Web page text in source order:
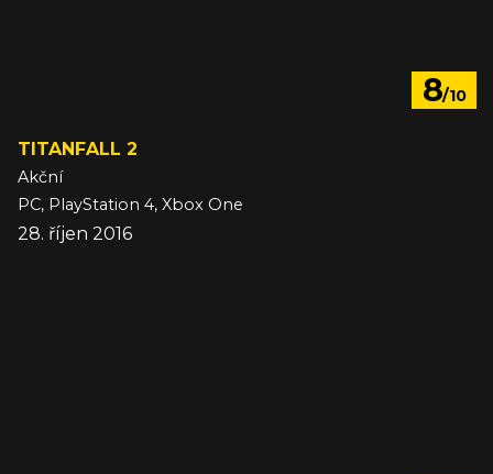
8/10
TITANFALL 2
Akční
PC, PlayStation 4, Xbox One
28. říjen 2016